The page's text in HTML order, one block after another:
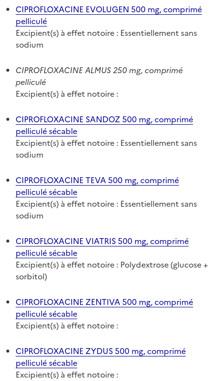
CIPROFLOXACINE EVOLUGEN 500 mg, comprimé
pelliculé
Excipient(s) à effet notoire : Essentiellement sans
sodium
CIPROFLOXACINE ALMUS 250 mg, comprimé
pelliculé
Excipient(s) à effet notoire :
CIPROFLOXACINE SANDOZ 500 mg, comprimé
pelliculé sécable
Excipient(s) à effet notoire : Essentiellement sans
sodium
CIPROFLOXACINE TEVA 500 mg, comprimé
pelliculé sécable
Excipient(s) à effet notoire : Essentiellement sans
sodium
CIPROFLOXACINE VIATRIS 500 mg, comprimé
pelliculé sécable
Excipient(s) à effet notoire : Polydextrose (glucose +
sorbitol)
CIPROFLOXACINE ZENTIVA 500 mg, comprimé
pelliculé sécable
Excipient(s) à effet notoire :
CIPROFLOXACINE ZYDUS 500 mg, comprimé
pelliculé sécable
Excipient(s) à effet notoire :